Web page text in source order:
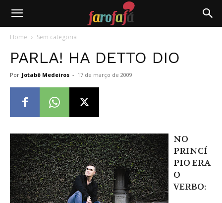
Farofafá
Home Sem categoria
PARLA! HA DETTO DIO
Por Jotabê Medeiros - 17 de março de 2009
NO
PRINCÍ
PIO ERA
O
VERBO: